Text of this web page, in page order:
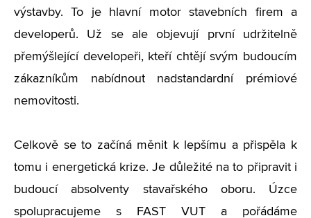
výstavby. To je hlavní motor stavebních firem a
developerů. Už se ale objevují první udržitelně
přemýšlející developeři, kteří chtějí svým budoucím
zákazníkům nabídnout nadstandardní prémiové
nemovitosti.
Celkově se to začíná měnit k lepšímu a přispěla k
tomu i energetická krize. Je důležité na to připravit i
budoucí absolventy stavařského oboru. Úzce
spolupracujeme s FAST VUT a pořádáme